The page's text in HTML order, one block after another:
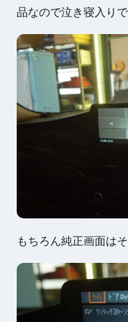
品なので泣き寝入りで
もちろん純正画面は